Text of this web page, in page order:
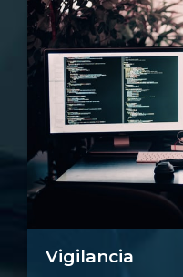
Vigilancia